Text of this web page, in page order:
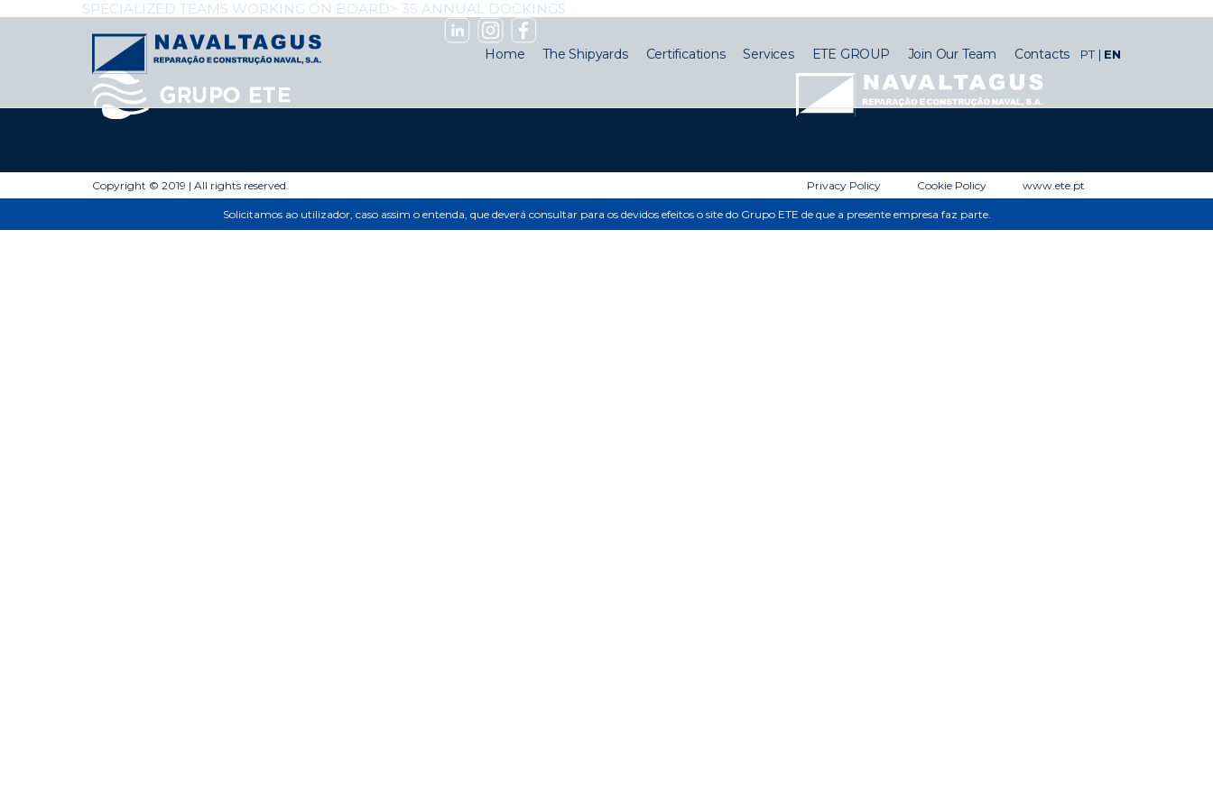
Home The Shipyards Certifications Services ETE GROUP Join Our Team Contacts PT EN
Post
navigation
SPECIALIZED TEAMS WORKING ON BOARD> 35 ANNUAL DOCKINGS
Copyright © 2019 | All rights reserved. Privacy Policy Cookie Policy www.ete.pt
Solicitamos ao utilizador, caso assim o entenda, que deverá consultar para os devidos efeitos o site do Grupo ETE de que a presente empresa faz parte.